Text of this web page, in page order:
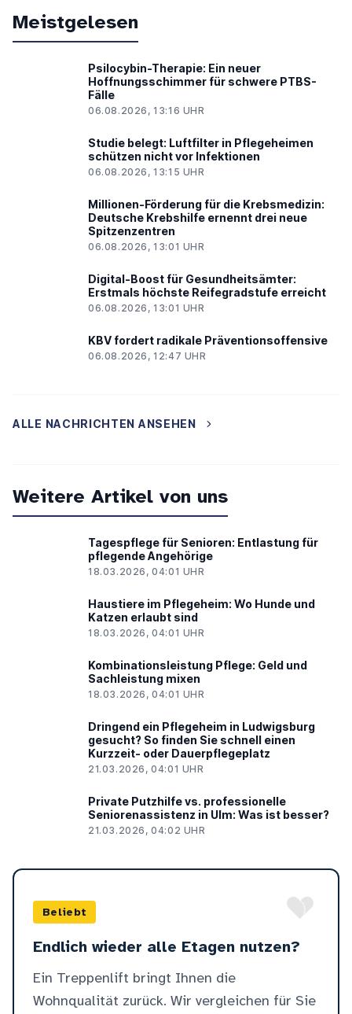
Meistgelesen
Psilocybin-Therapie: Ein neuer
Hoffnungsschimmer für schwere PTBS-
Fälle
06.08.2026, 13:16 UHR
Studie belegt: Luftfilter in Pflegeheimen
schützen nicht vor Infektionen
06.08.2026, 13:15 UHR
Millionen-Förderung für die Krebsmedizin:
Deutsche Krebshilfe ernennt drei neue
Spitzenzentren
06.08.2026, 13:01 UHR
Digital-Boost für Gesundheitsämter:
Erstmals höchste Reifegradstufe erreicht
06.08.2026, 13:01 UHR
KBV fordert radikale Präventionsoffensive
06.08.2026, 12:47 UHR
ALLE NACHRICHTEN ANSEHEN
Weitere Artikel von uns
Tagespflege für Senioren: Entlastung für
pflegende Angehörige
18.03.2026, 04:01 UHR
Haustiere im Pflegeheim: Wo Hunde und
Katzen erlaubt sind
18.03.2026, 04:01 UHR
Kombinationsleistung Pflege: Geld und
Sachleistung mixen
18.03.2026, 04:01 UHR
Dringend ein Pflegeheim in Ludwigsburg
gesucht? So finden Sie schnell einen
Kurzzeit- oder Dauerpflegeplatz
21.03.2026, 04:01 UHR
Private Putzhilfe vs. professionelle
Seniorenassistenz in Ulm: Was ist besser?
21.03.2026, 04:02 UHR
Beliebt
Endlich wieder alle Etagen nutzen?
Ein Treppenlift bringt Ihnen die
Wohnqualität zurück. Wir vergleichen für Sie